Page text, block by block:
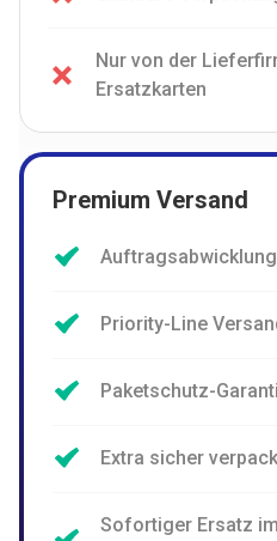
Nur von der
Ersatzkarten
Premium Versand
Priority-Line
Paketschutz-
Extra sicher
Sofortiger Ersatz